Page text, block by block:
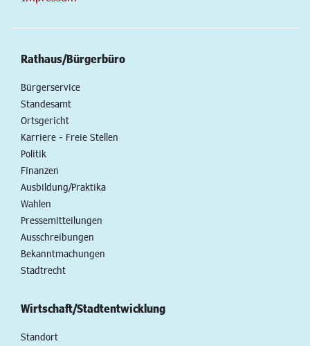
Rathaus/Bürgerbüro
Bürgerservice
Standesamt
Ortsgericht
Karriere - Freie Stellen
Politik
Finanzen
Ausbildung/Praktika
Wahlen
Pressemitteilungen
Ausschreibungen
Bekanntmachungen
Stadtrecht
Wirtschaft/Stadtentwicklung
Standort